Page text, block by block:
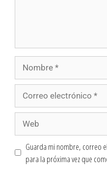
Guarda mi nombre, correo
para la próxima vez que